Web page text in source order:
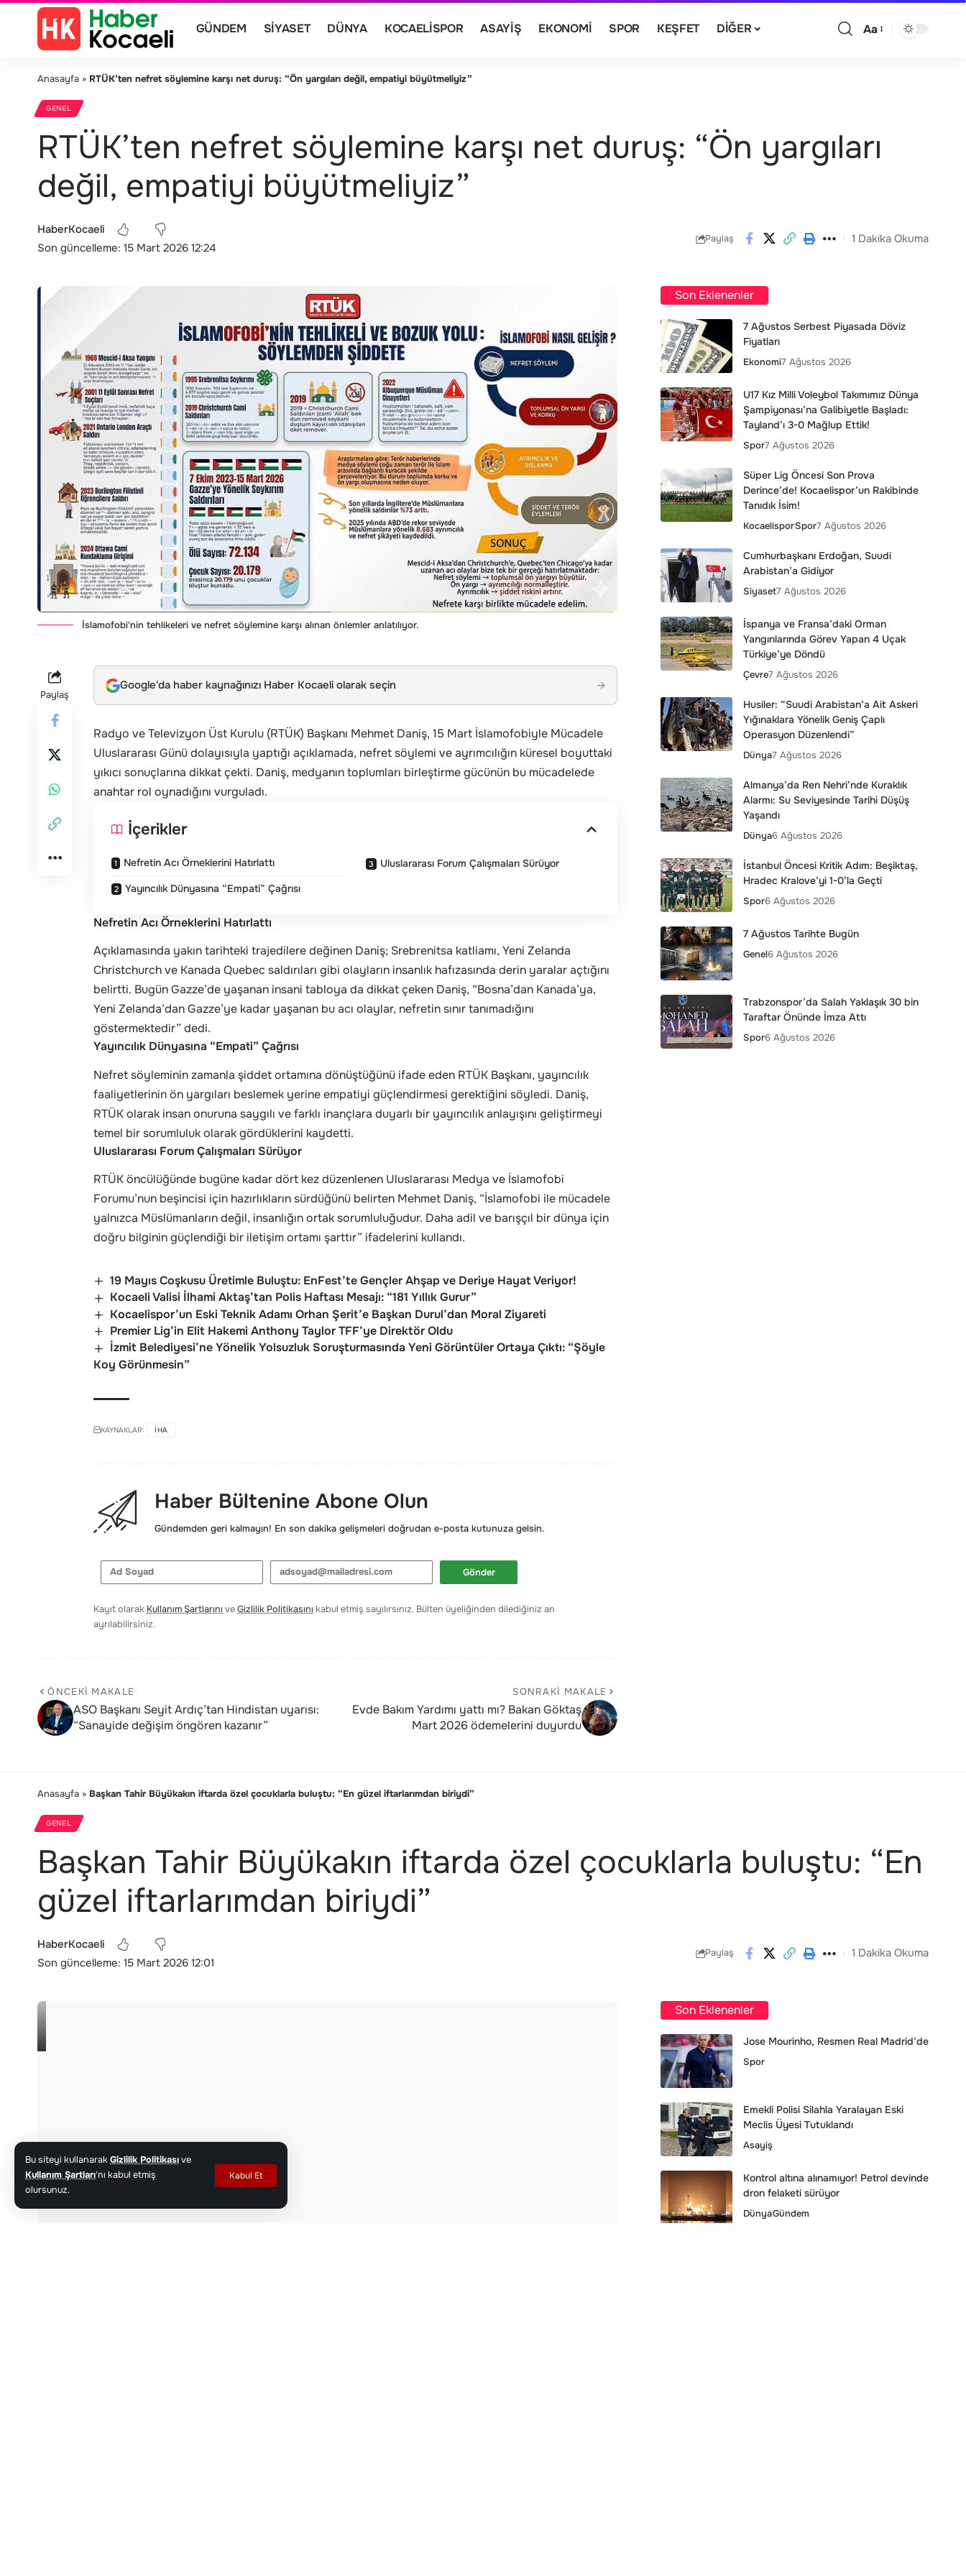
Bu siteyi kullanarakGizlilik Politikasıve
Kullanım Şartları'nı kabul etmiş
olursunuz.
Kabul Et
GÜNDEM SIYASET DÜNYA KOCAELISPOR ASAYIŞ EKONOMI SPOR KEŞFET DIĞER Aa
Anasayfa » RTÜK’ten nefret söylemine karşı net duruş: “Ön yargıları değil, empatiyi büyütmeliyiz”
GENEL
RTÜK’ten nefret söylemine karşı net duruş: “Ön yargıları
değil, empatiyi büyütmeliyiz”
Son güncelleme: 15 Mart 2026 12:24
HaberKocaeli
Paylaş 1 Dakika Okuma
İslamofobi'nin tehlikeleri ve nefret söylemine karşı alınan önlemler anlatılıyor.
Paylaş
Google'da haber kaynağınızı Haber Kocaeli olarak seçin →
Radyo ve Televizyon Üst Kurulu (RTÜK) Başkanı Mehmet Daniş, 15 Mart İslamofobiyle Mücadele
Uluslararası Günü dolayısıyla yaptığı açıklamada, nefret söylemi ve ayrımcılığın küresel boyuttaki
yıkıcı sonuçlarına dikkat çekti. Daniş, medyanın toplumları birleştirme gücünün bu mücadelede
anahtar rol oynadığını vurguladı.
İçerikler
Nefretin Acı Örneklerini Hatırlattı
Yayıncılık Dünyasına “Empati” Çağrısı
Uluslararası Forum Çalışmaları Sürüyor
Nefretin Acı Örneklerini Hatırlattı
Açıklamasında yakın tarihteki trajedilere değinen Daniş; Srebrenitsa katliamı, Yeni Zelanda
Christchurch ve Kanada Quebec saldırıları gibi olayların insanlık hafızasında derin yaralar açtığını
belirtti. Bugün Gazze’de yaşanan insani tabloya da dikkat çeken Daniş, “Bosna’dan Kanada’ya,
Yeni Zelanda’dan Gazze’ye kadar yaşanan bu acı olaylar, nefretin sınır tanımadığını
göstermektedir” dedi.
Yayıncılık Dünyasına “Empati” Çağrısı
Nefret söyleminin zamanla şiddet ortamına dönüştüğünü ifade eden RTÜK Başkanı, yayıncılık
faaliyetlerinin ön yargıları beslemek yerine empatiyi güçlendirmesi gerektiğini söyledi. Daniş,
RTÜK olarak insan onuruna saygılı ve farklı inançlara duyarlı bir yayıncılık anlayışını geliştirmeyi
temel bir sorumluluk olarak gördüklerini kaydetti.
Uluslararası Forum Çalışmaları Sürüyor
RTÜK öncülüğünde bugüne kadar dört kez düzenlenen Uluslararası Medya ve İslamofobi
Forumu’nun beşincisi için hazırlıkların sürdüğünü belirten Mehmet Daniş, “İslamofobi ile mücadele
yalnızca Müslümanların değil, insanlığın ortak sorumluluğudur. Daha adil ve barışçıl bir dünya için
doğru bilginin güçlendiği bir iletişim ortamı şarttır” ifadelerini kullandı.
19 Mayıs Coşkusu Üretimle Buluştu: EnFest’te Gençler Ahşap ve Deriye Hayat Veriyor!
Kocaeli Valisi İlhami Aktaş’tan Polis Haftası Mesajı: “181 Yıllık Gurur”
Kocaelispor’un Eski Teknik Adamı Orhan Şerit’e Başkan Durul’dan Moral Ziyareti
Premier Lig’in Elit Hakemi Anthony Taylor TFF’ye Direktör Oldu
İzmit Belediyesi’ne Yönelik Yolsuzluk Soruşturmasında Yeni Görüntüler Ortaya Çıktı: “Şöyle
Koy Görünmesin”
KAYNAKLAR: IHA
Haber Bültenine Abone Olun
Gündemden geri kalmayın! En son dakika gelişmeleri doğrudan e-posta kutunuza gelsin.
Gönder
Kayıt olarak Kullanım Şartlarını veGizlilik Politikasını kabul etmiş sayılırsınız. Bülten üyeliğinden dilediğiniz an
ayrılabilirsiniz.
ÖNCEKI MAKALE
ASO Başkanı Seyit Ardıç’tan Hindistan uyarısı:
“Sanayide değişim öngören kazanır”
SONRAKI MAKALE
Evde Bakım Yardımı yattı mı? Bakan Göktaş
Mart 2026 ödemelerini duyurdu
Son Eklenenler
7 Ağustos Serbest Piyasada Döviz
Fiyatları
Ekonomi7 Ağustos 2026
U17 Kız Milli Voleybol Takımımız Dünya
Şampiyonası’na Galibiyetle Başladı:
Tayland’ı 3-0 Mağlup Ettik!
Spor7 Ağustos 2026
Süper Lig Öncesi Son Prova
Derince’de! Kocaelispor’un Rakibinde
Tanıdık İsim!
KocaelisporSpor7 Ağustos 2026
Cumhurbaşkanı Erdoğan, Suudi
Arabistan’a Gidiyor
Siyaset7 Ağustos 2026
İspanya ve Fransa’daki Orman
Yangınlarında Görev Yapan 4 Uçak
Türkiye’ye Döndü
Çevre7 Ağustos 2026
Husiler: “Suudi Arabistan’a Ait Askeri
Yığınaklara Yönelik Geniş Çaplı
Operasyon Düzenlendi”
Dünya7 Ağustos 2026
Almanya’da Ren Nehri’nde Kuraklık
Alarmı: Su Seviyesinde Tarihi Düşüş
Yaşandı
Dünya6 Ağustos 2026
İstanbul Öncesi Kritik Adım: Beşiktaş,
Hradec Kralove’yi 1-0’la Geçti
Spor6 Ağustos 2026
7 Ağustos Tarihte Bugün
Genel6 Ağustos 2026
Trabzonspor’da Salah Yaklaşık 30 bin
Taraftar Önünde İmza Attı
Spor6 Ağustos 2026
Anasayfa » Başkan Tahir Büyükakın iftarda özel çocuklarla buluştu: “En güzel iftarlarımdan biriydi”
GENEL
Başkan Tahir Büyükakın iftarda özel çocuklarla buluştu: “En
güzel iftarlarımdan biriydi”
Son güncelleme: 15 Mart 2026 12:01
HaberKocaeli
Paylaş 1 Dakika Okuma
Son Eklenenler
Jose Mourinho, Resmen Real Madrid’de
Spor
Emekli Polisi Silahla Yaralayan Eski
Meclis Üyesi Tutuklandı
Asayiş
Kontrol altına alınamıyor! Petrol devinde
dron felaketi sürüyor
DünyaGündem